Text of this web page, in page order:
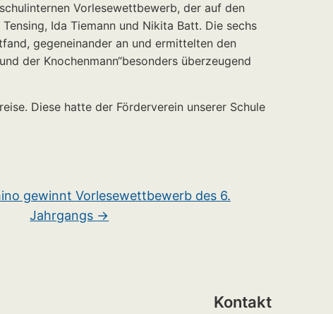
Vorlesewettbewerb, der auf den
Ida Tiemann und Nikita Batt. Die sechs
gegeneinander an und ermittelten den
der Knochenmann“besonders überzeugend
Diese hatte der Förderverein unserer Schule
gewinnt Vorlesewettbewerb des 6.
Jahrgangs →
Kontakt